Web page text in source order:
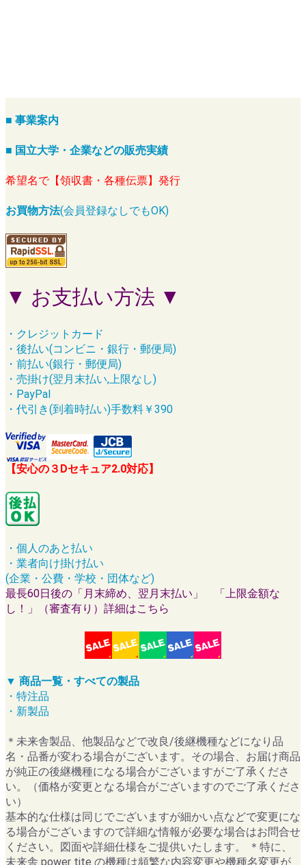
■ 事業案内
■ 国立大学・企業などの販売実績
希望名で【領収書・各種伝票】発行
お買物方法(会員登録なしでもOK)
▼ お支払い方法 ▼
・クレジットカード
・後払い(コンビニ・銀行・郵便局)
・前払い(銀行・郵便局)
・売掛け(翌月末払い,上限なし)
・PayPal
・代引き(到着時払い)手数料￥390
【安心の３Dセキュア2.0対応】
・個人のあと払い
・業者向け掛け払い
(企業・公費・学校・団体など)
最長60日後の「月末締め、翌月末払い」 「上限金額な
し！」（審査有り）詳細はこちら
▼ 商品一覧・すべての製品
・特注品
・新製品
＊未来舎製品、他製品などで改良/後継機種などになり品
名・品番が変わる場合がございます。その場合、お届け商品
が純正の後継機種になる場合がございますがご了承くださ
い。（価格が変更となる場合がございますのでご了承くださ
い）
基本的な仕様は同じでございますが細かい点などで変更にな
る場合がございますので詳細な情報が必要な場合はお問合せ
ください。図面や詳細仕様をご提供いたします。 ＊特に、
未来舎 power tite の機種は頻繁な内容変更や機種名変更が